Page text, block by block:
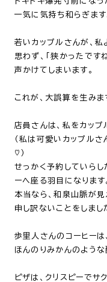
一気に気持ち和らぎます
若いカップルさんが、私
思わず、「狭かったです
声かけてしまいます。
これが、大誤算を生みま
店員さんは、私をカップ
（私は可愛いカップル
♡）
せっかく予約していらし
ーへ座る羽目になります
本当なら、和泉山脈が
申し訳ないことをしまし
歩里人さんのコーヒーは
ほんのりみかんのような
ピザは、クリスピーでサ